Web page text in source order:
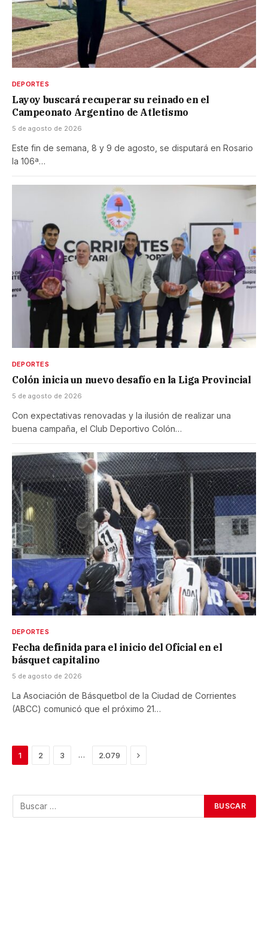
DEPORTES
Layoy buscará recuperar su reinado en el
Campeonato Argentino de Atletismo
5 de agosto de 2026
Este fin de semana, 8 y 9 de agosto, se disputará en Rosario
la 106ª…
DEPORTES
Colón inicia un nuevo desafío en la Liga Provincial
5 de agosto de 2026
Con expectativas renovadas y la ilusión de realizar una
buena campaña, el Club Deportivo Colón…
DEPORTES
Fecha definida para el inicio del Oficial en el
básquet capitalino
5 de agosto de 2026
La Asociación de Básquetbol de la Ciudad de Corrientes
(ABCC) comunicó que el próximo 21…
1 2 3 … 2.079 Next